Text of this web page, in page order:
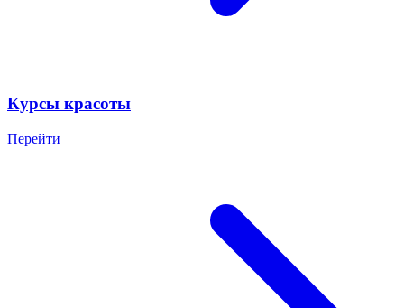
Курсы красоты
Перейти